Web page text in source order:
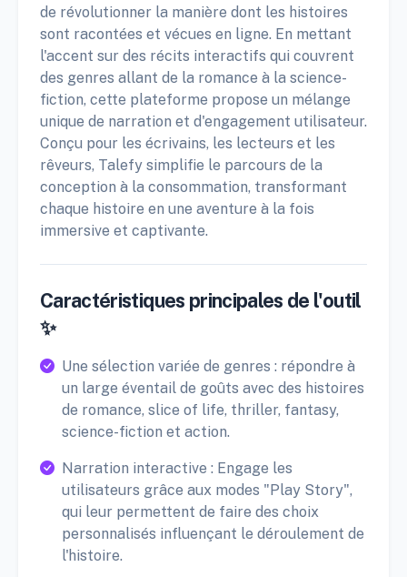
de révolutionner la manière dont les histoires
sont racontées et vécues en ligne. En mettant
l'accent sur des récits interactifs qui couvrent
des genres allant de la romance à la science-
fiction, cette plateforme propose un mélange
unique de narration et d'engagement utilisateur.
Conçu pour les écrivains, les lecteurs et les
rêveurs, Talefy simplifie le parcours de la
conception à la consommation, transformant
chaque histoire en une aventure à la fois
immersive et captivante.
Caractéristiques principales de l'outil
✨
Une sélection variée de genres : répondre à
un large éventail de goûts avec des histoires
de romance, slice of life, thriller, fantasy,
science-fiction et action.
Narration interactive : Engage les
utilisateurs grâce aux modes "Play Story",
qui leur permettent de faire des choix
personnalisés influençant le déroulement de
l'histoire.